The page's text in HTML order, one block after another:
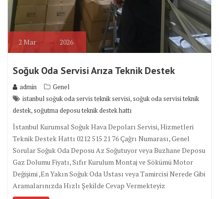
2 Mar 2026
Soğuk Oda Servisi Arıza Teknik Destek
admin
Genel
istanbul soğuk oda servis teknik servisi,soğuk oda servisi teknik
destek,soğutma deposu teknik destek hattı
İstanbul Kurumsal Soğuk Hava Depoları Servisi, Hizmetleri
Teknik Destek Hattı 0212 515 21 76 Çağrı Numarası, Genel
Sorular Soğuk Oda Deposu Az Soğutuyor veya Buzhane Deposu
Gaz Dolumu Fiyatı, Sıfır Kurulum Montaj ve Sökümü Motor
Değişimi ,En Yakın Soğuk Oda Ustası veya Tamircisi Nerede Gibi
Aramalarınızda Hızlı Şekilde Cevap Vermekteyiz